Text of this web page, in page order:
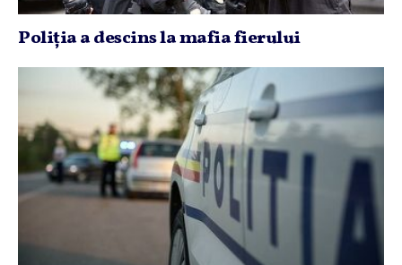
Poliţia a descins la mafia fierului